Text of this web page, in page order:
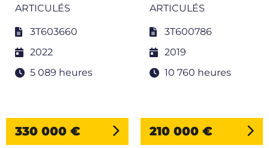
ARTICULÉS
3T603660
2022
5 089 heures
330 000 €
ARTICULÉS
3T600786
2019
10 760 heures
210 000 €